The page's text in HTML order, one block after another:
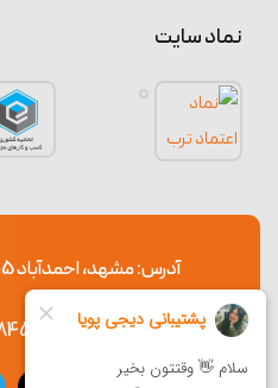
نماد سایت
آدرس: مشهد، احمدآباد 5، نبش پاستور 1، پلاک 7
- 051